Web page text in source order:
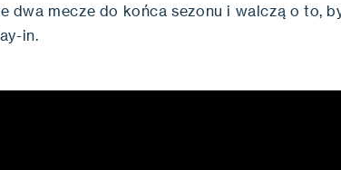
dwa mecze do końca sezonu i walczą o to,
in.